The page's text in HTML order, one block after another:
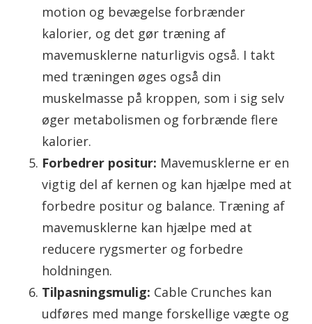
motion og bevægelse forbrænder
kalorier, og det gør træning af
mavemusklerne naturligvis også. I takt
med træningen øges også din
muskelmasse på kroppen, som i sig selv
øger metabolismen og forbrænde flere
kalorier.
Forbedrer positur: Mavemusklerne er en
vigtig del af kernen og kan hjælpe med at
forbedre positur og balance. Træning af
mavemusklerne kan hjælpe med at
reducere rygsmerter og forbedre
holdningen.
Tilpasningsmulig: Cable Crunches kan
udføres med mange forskellige vægte og